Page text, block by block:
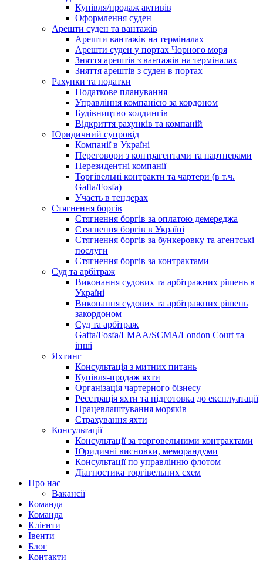
Купівля/продаж активів
Оформлення суден
Арешти суден та вантажів
Арешти вантажів на терміналах
Арешти суден у портах Чорного моря
Зняття арештів з вантажів на терміналах
Зняття арештів з суден в портах
Рахунки та податки
Податкове планування
Управління компанією за кордоном
Будівництво холдингів
Відкриття рахунків та компаній
Юридичний супровід
Компанії в Україні
Переговори з контрагентами та партнерами
Нерезидентні компанії
Торгівельні контракти та чартери (в т.ч.
Gafta/Fosfa)
Участь в тендерах
Стягнення боргів
Стягнення боргів за оплатою демереджа
Стягнення боргів в Україні
Стягнення боргів за бункеровку та агентські
послуги
Стягнення боргів за контрактами
Суд та арбітраж
Виконання судових та арбітражних рішень в
Україні
Виконання судових та арбітражних рішень
закордоном
Суд та арбітраж
Gafta/Fosfa/LMAA/SCMA/London Court та
інші
Яхтинг
Консультація з митних питань
Купівля-продаж яхти
Організація чартерного бізнесу
Реєстрація яхти та підготовка до експлуатації
Працевлаштування моряків
Страхування яхти
Консультації
Консультації за торговельними контрактами
Юридичні висновки, меморандуми
Консультації по управлінню флотом
Діагностика торгівельних схем
Про нас
Вакансії
Команда
Команда
Клієнти
Івенти
Блог
Контакти